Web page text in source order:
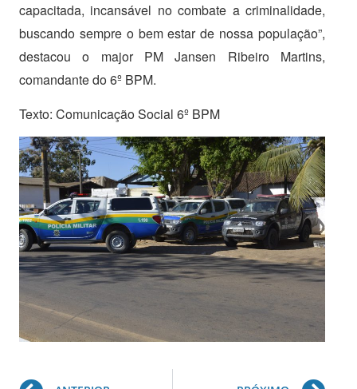
capacitada, incansável no combate a criminalidade,
buscando sempre o bem estar de nossa população”,
destacou o major PM Jansen Ribeiro Martins,
comandante do 6º BPM.
Texto: Comunicação Social 6º BPM